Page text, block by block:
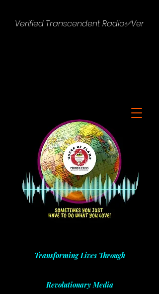
Verified Transcendent Radio✅
Transforming Lives Through
Revolutionary Media